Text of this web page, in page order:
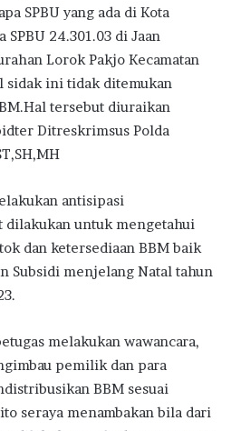
SPBU yang ada di Kota
SPBU 24.301.03 di Jaan
Lorok Pakjo Kecamatan
sidak ini tidak ditemukan
tersebut diuraikan
Ditreskrimsus Polda
antisipasi
dilakukan untuk mengetahui
dan ketersediaan BBM baik
Subsidi menjelang Natal tahun
melakukan wawancara,
pemilik dan para
BBM sesuai
seraya menambakan bila dari